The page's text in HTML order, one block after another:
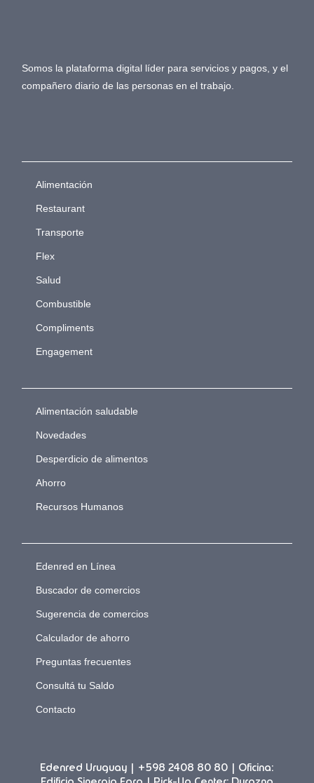
Somos la plataforma digital líder para servicios y pagos, y el
compañero diario de las personas en el trabajo.
Alimentación
Restaurant
Transporte
Flex
Salud
Combustible
Compliments
Engagement
Alimentación saludable
Novedades
Desperdicio de alimentos
Ahorro
Recursos Humanos
Edenred en Línea
Buscador de comercios
Sugerencia de comercios
Calculador de ahorro
Preguntas frecuentes
Consultá tu Saldo
Contacto
Edenred Uruguay | +598 2408 80 80 | Oficina: